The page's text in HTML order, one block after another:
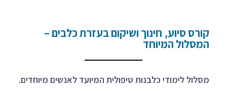
קורס סיוע‚ חינוך ושיקום בעזרת כלבים –
המסלול המיוחד
מסלול לימודי כלבנות טיפולית המיועד לאנשים מיוחדים.